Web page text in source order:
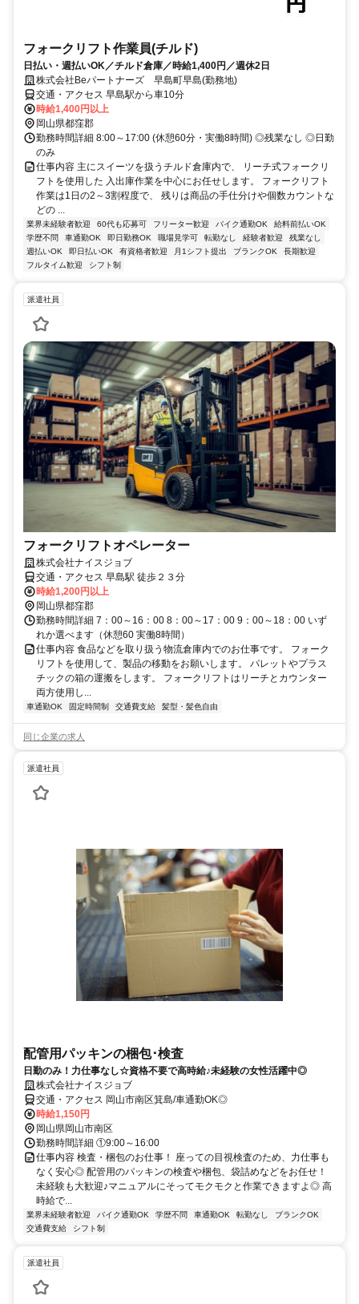
フォークリフト作業員(チルド)
日払い・週払いOK／チルド倉庫／時給1,400円／週休2日
株式会社Beパートナーズ 早島町早島(勤務地)
交通・アクセス 早島駅から車10分
時給1,400円以上
岡山県都窪郡
勤務時間詳細 8:00～17:00 (休憩60分・実働8時間) ◎残業なし ◎日勤
のみ
仕事内容 主にスイーツを扱うチルド倉庫内で、 リーチ式フォークリ
フトを使用した 入出庫作業を中心にお任せします。 フォークリフト
作業は1日の2～3割程度で、 残りは商品の手仕分けや個数カウントな
どの ...
業界未経験者歓迎 60代も応募可 フリーター歓迎 バイク通勤OK
給料前払いOK
学歴不問
車通勤OK 即日勤務OK 職場見学可 転勤なし 経験者歓迎
残業なし
週払いOK
即日払いOK 有資格者歓迎 月1シフト提出 ブランクOK
長期歓迎
フルタイム歓迎
シフト制
派遣社員
フォークリフトオペレーター
株式会社ナイスジョブ
交通・アクセス 早島駅 徒歩２３分
時給1,200円以上
岡山県都窪郡
勤務時間詳細 7：00～16：00 8：00～17：00 9：00～18：00 いず
れか選べます（休憩60 実働8時間）
仕事内容 食品などを取り扱う物流倉庫内でのお仕事です。 フォーク
リフトを使用して、製品の移動をお願いします。 パレットやプラス
チックの箱の運搬をします。 フォークリフトはリーチとカウンター
両方使用し...
車通勤OK 固定時間制 交通費支給 髪型・髪色自由
同じ企業の求人
派遣社員
配管用パッキンの梱包･検査
日勤のみ！力仕事なし☆資格不要で高時給♪未経験の女性活躍中◎
株式会社ナイスジョブ
交通・アクセス 岡山市南区箕島/車通勤OK◎
時給1,150円
岡山県岡山市南区
勤務時間詳細 ①9:00～16:00
仕事内容 検査・梱包のお仕事！ 座っての目視検査のため、力仕事も
なく安心◎ 配管用のパッキンの検査や梱包、袋詰めなどをお任せ！
未経験も大歓迎♪マニュアルにそってモクモクと作業できますよ◎ 高
時給で...
業界未経験者歓迎 バイク通勤OK 学歴不問 車通勤OK 転勤なし
ブランクOK
交通費支給
シフト制
派遣社員